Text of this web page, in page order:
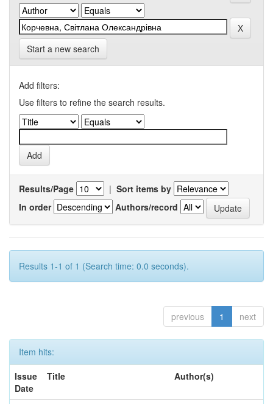
Start a new search
Add filters:
Use filters to refine the search results.
Results/Page | Sort items by
In order
Authors/record
Results 1-1 of 1 (Search time: 0.0 seconds).
previous 1 next
Item hits:
Issue
Date
Title Author(s)